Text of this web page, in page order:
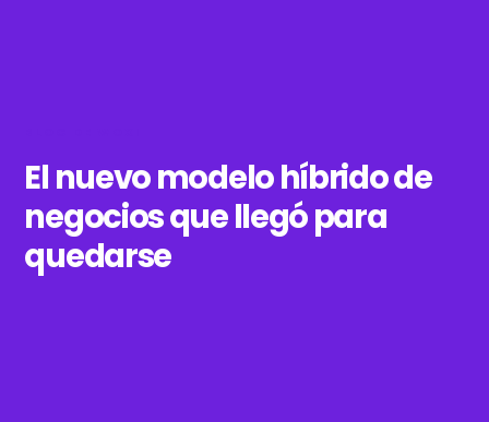
El nuevo modelo híbrido de
negocios que llegó para
quedarse